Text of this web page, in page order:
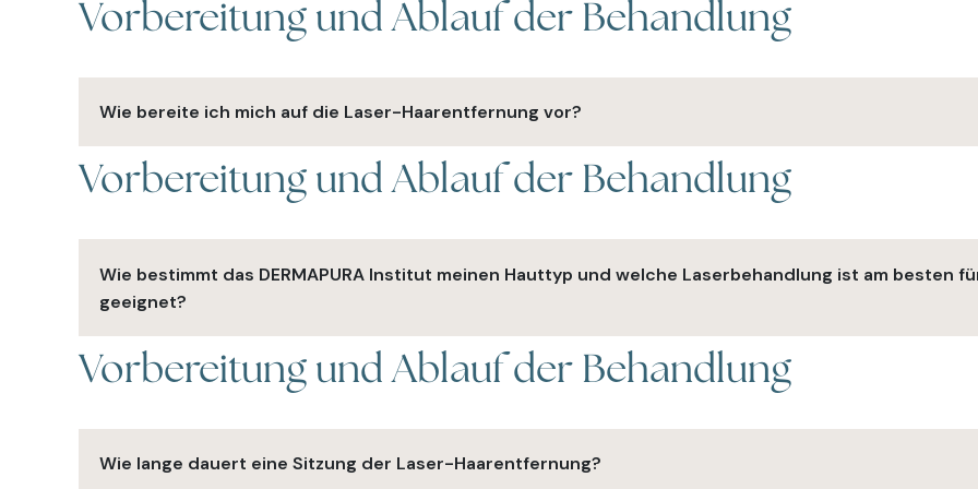
Die dauerhafte Laser-Haarentfernung ist ein Verfahren, bei dem hochenergetisches Licht verwendet wird, um
zerstören und das Nachwachsen von Haaren zu verhindern.
Vorbereitung und Ablauf der Behandlung
Wie bereite ich mich auf die Laser-Haarentfernung vor?
Sie sollten die zu behandelnde Fläche vor der Sitzung rasieren und die Haut sauber und frei von Sonnenbräune
Vorbereitung und Ablauf der Behandlung
Wie bestimmt das DERMAPURA Institut meinen Hauttyp und welche Laserbehandlung ist am besten
geeignet?
Unsere Experten werden eine Hautanalyse durchführen, um Ihren Hauttyp zu bestimmen und die am besten
Behandlung auszuwählen.
Vorbereitung und Ablauf der Behandlung
Wie lange dauert eine Sitzung der Laser-Haarentfernung?